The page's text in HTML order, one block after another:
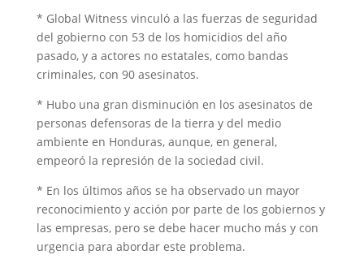
* Global Witness vinculó a las fuerzas de seguridad
del gobierno con 53 de los homicidios del año
pasado, y a actores no estatales, como bandas
criminales, con 90 asesinatos.
* Hubo una gran disminución en los asesinatos de
personas defensoras de la tierra y del medio
ambiente en Honduras, aunque, en general,
empeoró la represión de la sociedad civil.
* En los últimos años se ha observado un mayor
reconocimiento y acción por parte de los gobiernos y
las empresas, pero se debe hacer mucho más y con
urgencia para abordar este problema.